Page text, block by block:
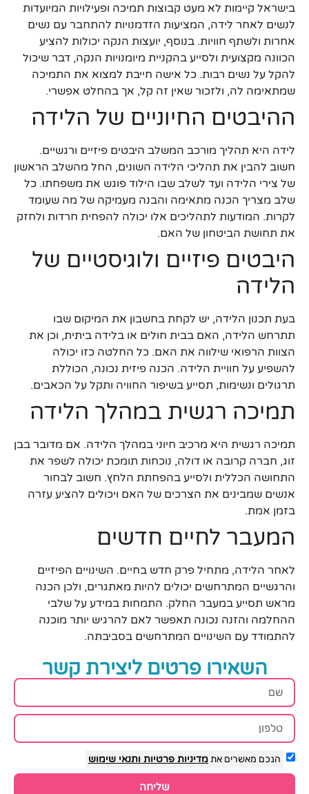
בישראל קיימות לא מעט קבוצות תמיכה ופעילויות המיועדות
לנשים לאחר לידה, המציעות הזדמנויות להתחבר עם נשים
אחרות ולשתף חוויות. בנוסף, יועצות הנקה יכולות להציע
הכוונה מקצועית ולסייע בהקניית מיומנויות הנקה, דבר שיכול
להקל על נשים רבות. כל אישה חייבת למצוא את התמיכה
שמתאימה לה, ולזכור שאין זה קל, אך בהחלט אפשרי.
ההיבטים החיוניים של הלידה
לידה היא תהליך מורכב המשלב היבטים פיזיים ורגשיים.
חשוב להבין את תהליכי הלידה השונים, החל מהשלב הראשון
של צירי הלידה ועד לשלב שבו הילוד פוגש את משפחתו. כל
שלב מצריך הכנה מתאימה והבנה מעמיקה של מה שעומד
לקרות. המודעות לתהליכים אלו יכולה להפחית חרדות ולחזק
את תחושת הביטחון של האם.
היבטים פיזיים ולוגיסטיים של
הלידה
בעת תכנון הלידה, יש לקחת בחשבון את המיקום שבו
תתרחש הלידה, האם בבית חולים או בלידה ביתית, וכן את
הצוות הרפואי שילווה את האם. כל החלטה כזו יכולה
להשפיע על חוויית הלידה. הכנה פיזית נכונה, הכוללת
תרגולים ונשימות, תסייע בשיפור החוויה ותקל על הכאבים.
תמיכה רגשית במהלך הלידה
תמיכה רגשית היא מרכיב חיוני במהלך הלידה. אם מדובר בבן
זוג, חברה קרובה או דולה, נוכחות תומכת יכולה לשפר את
התחושה הכללית ולסייע בהפחתת הלחץ. חשוב לבחור
אנשים שמבינים את הצרכים של האם ויכולים להציע עזרה
בזמן אמת.
המעבר לחיים חדשים
לאחר הלידה, מתחיל פרק חדש בחיים. השינויים הפיזיים
והרגשיים המתרחשים יכולים להיות מאתגרים, ולכן הכנה
מראש תסייע במעבר החלק. התמחות במידע על שלבי
ההחלמה והזנה נכונה תאפשר לאם להרגיש יותר מוכנה
להתמודד עם השינויים המתרחשים בסביבתה.
השאירו פרטים ליצירת קשר
הנכם מאשרים אתמדיניות פרטיות ותנאי שימוש
שליחה